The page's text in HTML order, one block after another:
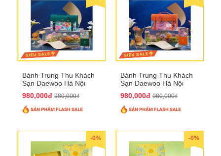
Bánh Trung Thu Khách
Sạn Daewoo Hà Nội
QTTT30
980,000đ 980,000₫
Bánh Trung Thu Khách
Sạn Daewoo Hà Nội
QTTT31
980,000đ 980,000₫
-0% -0%